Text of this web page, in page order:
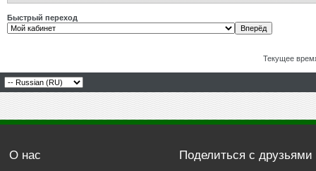
Быстрый переход
Текущее
О нас Поделиться с друзьями